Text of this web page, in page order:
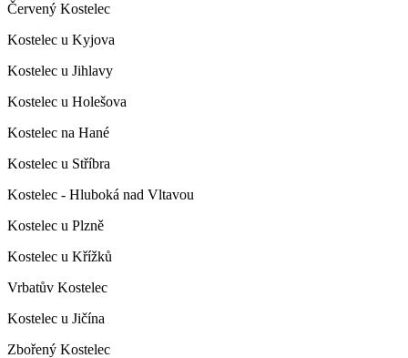
Červený Kostelec
Kostelec u Kyjova
Kostelec u Jihlavy
Kostelec u Holešova
Kostelec na Hané
Kostelec u Stříbra
Kostelec - Hluboká nad Vltavou
Kostelec u Plzně
Kostelec u Křížků
Vrbatův Kostelec
Kostelec u Jičína
Zbořený Kostelec